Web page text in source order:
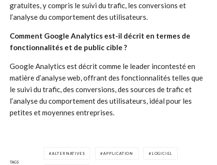
gratuites, y compris le suivi du trafic, les conversions et
l’analyse du comportement des utilisateurs.
Comment Google Analytics est-il décrit en termes de
fonctionnalités et de public cible ?
Google Analytics est décrit comme le leader incontesté en
matière d’analyse web, offrant des fonctionnalités telles que
le suivi du trafic, des conversions, des sources de trafic et
l’analyse du comportement des utilisateurs, idéal pour les
petites et moyennes entreprises.
TAGS
ALTERNATIVES APPLICATION LOGICIEL